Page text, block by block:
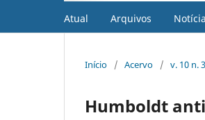
Atual Arquivos
Início / Acervo / v. 10 n.
Humboldt